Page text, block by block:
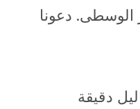
الوسطى. دعونا
دقيقة